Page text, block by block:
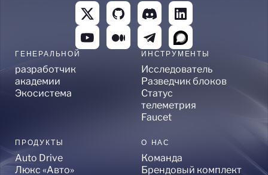
ГЕНЕРАЛЬНОЙ
разработчик
академии
Экосистема
ИНСТРУМЕНТЫ
Исследователь
Разведчик блоков
Статус
телеметрия
Faucet
ПРОДУКТЫ
Auto Drive
Люкс «Авто»
О НАС
Команда
Брендовый комплект